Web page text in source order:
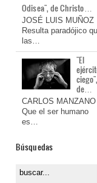
Odisea", de Christo…
JOSÉ LUIS MUÑOZ
Resulta paradójico
las…
"El
de…
CARLOS MANZANO
Que el ser humano
es…
Búsquedas